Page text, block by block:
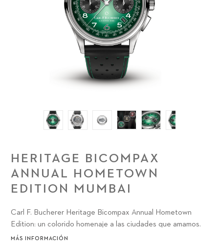
HERITAGE BICOMPAX
ANNUAL HOMETOWN
EDITION MUMBAI
Carl F. Bucherer Heritage Bicompax Annual Hometown
Edition: un colorido homenaje a las ciudades que amamos.
MÁS INFORMACIÓN